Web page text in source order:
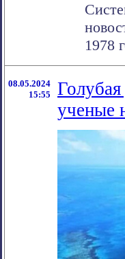
1978
08.05.2024
15:55
ученые